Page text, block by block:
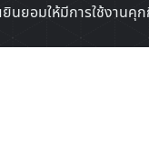
นยอมให้มีการใช้งานคุ
ข่าว/บ